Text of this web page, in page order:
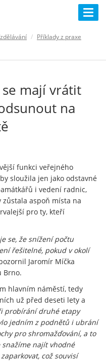
Příklady z praxe
mají vrátit
na
funkci veřejného
sloužila jen jako odstavné
i vedení radnic,
aspoň místa na
pro ty, kteří
se, že snížení počtu
řešitelné, pokud v okolí
Jaromír Míčka
Brno.
hlavním náměstí, tedy
už před deseti lety a
probírání druhé etapy
jedním z podnětů i ubrání
pro shromažďování, a to
snažíme najít vhodné
což souvisí